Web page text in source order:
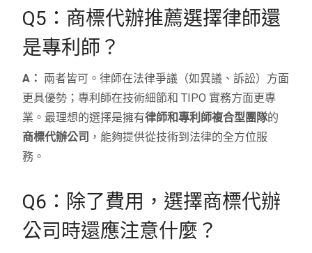
Q5：商標代辦推薦選擇律師還
是專利師？
A： 兩者皆可。律師在法律爭議（如異議、訴訟）方面
更具優勢；專利師在技術細節和 TIPO 實務方面更專
業。最理想的選擇是擁有律師和專利師複合型團隊的
商標代辦公司 ，能夠提供從技術到法律的全方位服
務。
Q6：除了費用，選擇商標代辦
公司時還應注意什麼？